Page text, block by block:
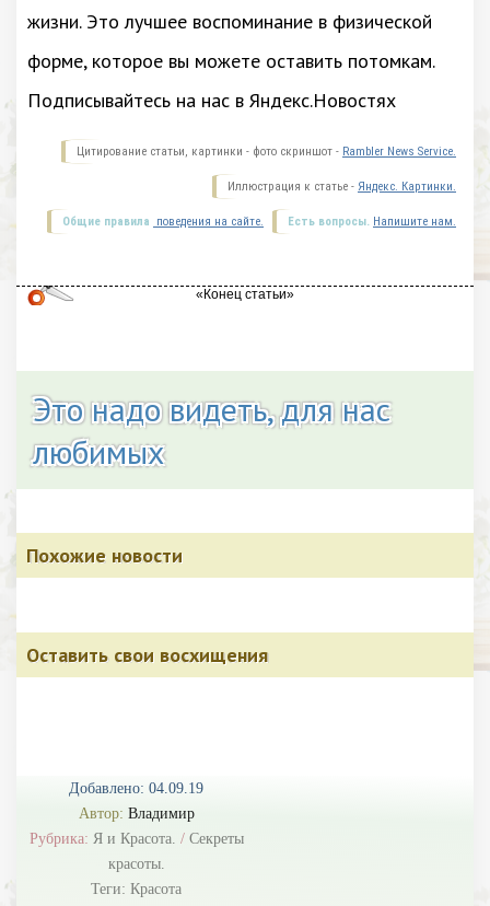
Добавлено: 04.09.19
Автор: Владимир
Рубрика: Я и Красота. / Секреты
красоты.
Теги: Красота
жизни. Это лучшее воспоминание в физической
форме, которое вы можете оставить потомкам.
Подписывайтесь на нас в Яндекс.Новостях
Цитирование статьи, картинки - фото скриншот - Rambler News Service.
Иллюстрация к статье - Яндекс. Картинки.
Есть вопросы. Напишите нам.
Общие правила поведения на сайте.
Это надо видеть, для нас
любимых
Похожие новости
Оставить свои восхищения